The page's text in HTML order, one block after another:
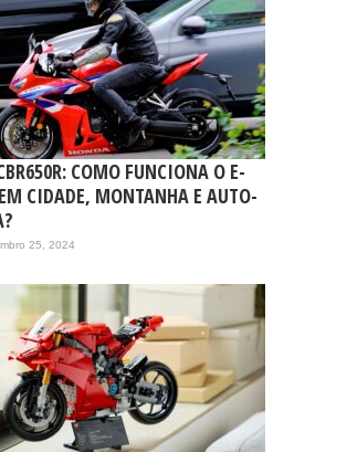
COMO FUNCIONA O E-
CIDADE, MONTANHA E AUTO-
25, 2024